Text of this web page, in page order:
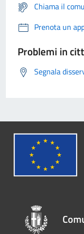
Chiama il
Prenota un
Problemi in
Segnala